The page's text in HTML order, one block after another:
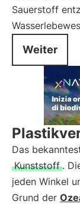
Sauerstoff
Weiter
Das
Kunststoff .
jeden Winkel
Grund der